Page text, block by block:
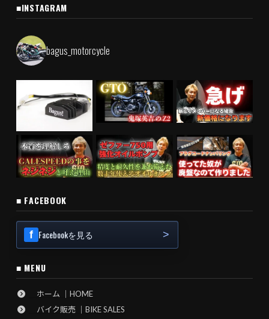
■INSTAGRAM
bagus_motorcycle
■ FACEBOOK
Facebookを見る
■ MENU
ホーム ｜HOME
バイク販売 ｜BIKE SALES